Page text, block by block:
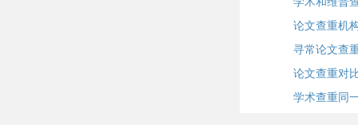
论文查重机
寻常论文查
论文查重对
学术查重同